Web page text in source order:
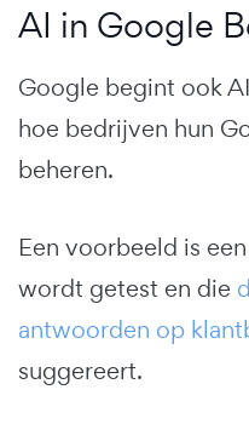
AI in Google
Google begint ook
hoe bedrijven hun
beheren.
Een voorbeeld is
wordt getest en die
antwoorden op
suggereert.